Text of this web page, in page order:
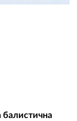
балистична